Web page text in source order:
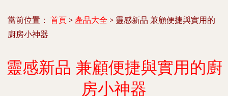
當前位置： 首頁 > 產品大全 > 靈感新品 兼顧便捷與實用的
廚房小神器
靈感新品 兼顧便捷與實用的廚
房小神器